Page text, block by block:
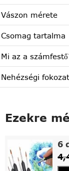
Vászon mérete
Csomag tartalma
Mi az a
Nehézségi
Ezekre
6